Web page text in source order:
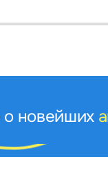
о новейших